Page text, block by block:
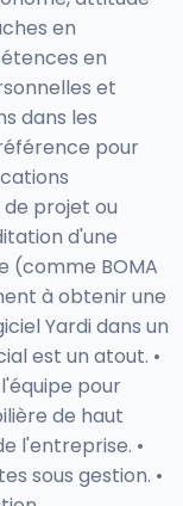
en
en
et
dans les
pour
de projet ou
d'une
(comme BOMA
à obtenir une
Yardi dans un
est un atout. •
pour
de haut
l'entreprise. •
sous gestion. •